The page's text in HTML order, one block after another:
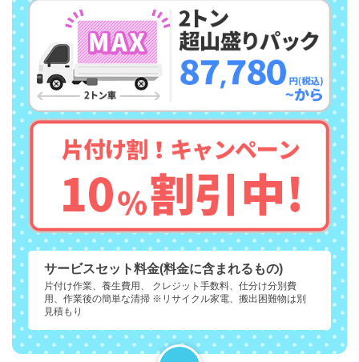
サービスセット料金(料金に含まれるもの)
片付け作業、養生費用、 クレジット手数料、仕分け分別費
用、作業後の簡単な清掃 ※リサイクル家電、搬出困難物は別
見積もり